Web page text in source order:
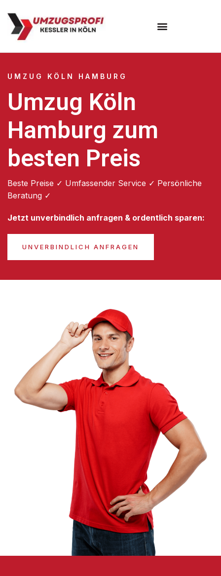
UMZUG KÖLN HAMBURG
Umzug Köln
Hamburg zum
besten Preis
Beste Preise ✓ Umfassender Service ✓ Persönliche
Beratung ✓
Jetzt unverbindlich anfragen & ordentlich sparen:
UNVERBINDLICH ANFRAGEN